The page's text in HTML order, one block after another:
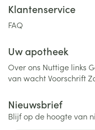
Klantenservice
FAQ
Uw apotheek
Over ons Nuttige links
van wachtVoorschrift
Nieuwsbrief
Blijf op de hoogte van